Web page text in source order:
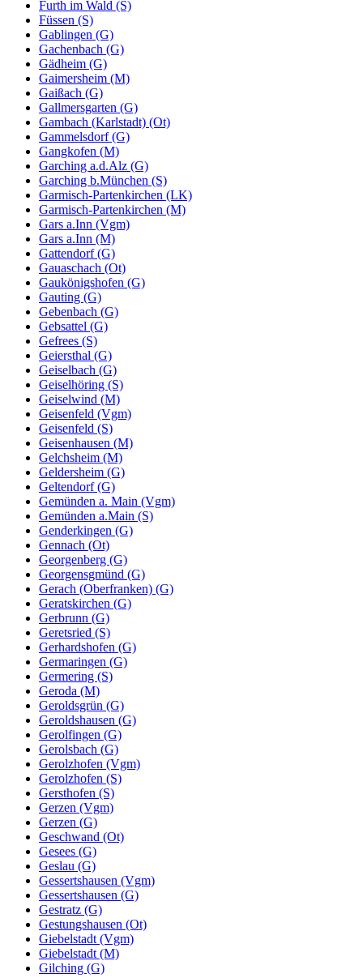
Furth im Wald (S)
Füssen (S)
Gablingen (G)
Gachenbach (G)
Gädheim (G)
Gaimersheim (M)
Gaißach (G)
Gallmersgarten (G)
Gambach (Karlstadt) (Ot)
Gammelsdorf (G)
Gangkofen (M)
Garching a.d.Alz (G)
Garching b.München (S)
Garmisch-Partenkirchen (LK)
Garmisch-Partenkirchen (M)
Gars a.Inn (Vgm)
Gars a.Inn (M)
Gattendorf (G)
Gauaschach (Ot)
Gaukönigshofen (G)
Gauting (G)
Gebenbach (G)
Gebsattel (G)
Gefrees (S)
Geiersthal (G)
Geiselbach (G)
Geiselhöring (S)
Geiselwind (M)
Geisenfeld (Vgm)
Geisenfeld (S)
Geisenhausen (M)
Gelchsheim (M)
Geldersheim (G)
Geltendorf (G)
Gemünden a. Main (Vgm)
Gemünden a.Main (S)
Genderkingen (G)
Gennach (Ot)
Georgenberg (G)
Georgensgmünd (G)
Gerach (Oberfranken) (G)
Geratskirchen (G)
Gerbrunn (G)
Geretsried (S)
Gerhardshofen (G)
Germaringen (G)
Germering (S)
Geroda (M)
Geroldsgrün (G)
Geroldshausen (G)
Gerolfingen (G)
Gerolsbach (G)
Gerolzhofen (Vgm)
Gerolzhofen (S)
Gersthofen (S)
Gerzen (Vgm)
Gerzen (G)
Geschwand (Ot)
Gesees (G)
Geslau (G)
Gessertshausen (Vgm)
Gessertshausen (G)
Gestratz (G)
Gestungshausen (Ot)
Giebelstadt (Vgm)
Giebelstadt (M)
Gilching (G)